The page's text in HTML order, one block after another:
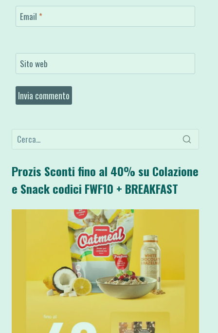
Email *
Sito web
Prozis Sconti fino al 40% su Colazione
e Snack codici FWF10 + BREAKFAST